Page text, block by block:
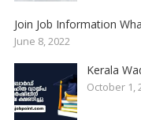
Join Job Information
June 8, 2022
Kerala
October 1,